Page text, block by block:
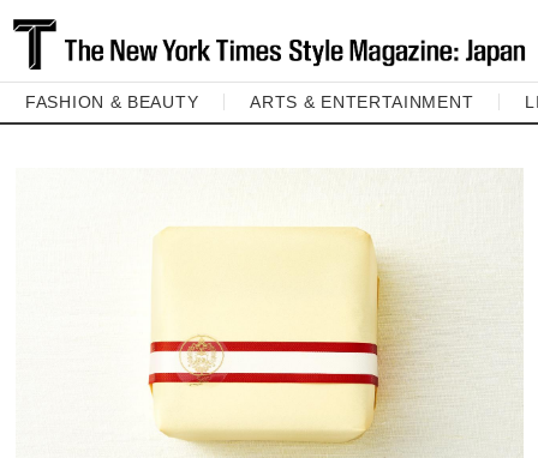
FASHION & BEAUTY ARTS & ENTERTAINMENT